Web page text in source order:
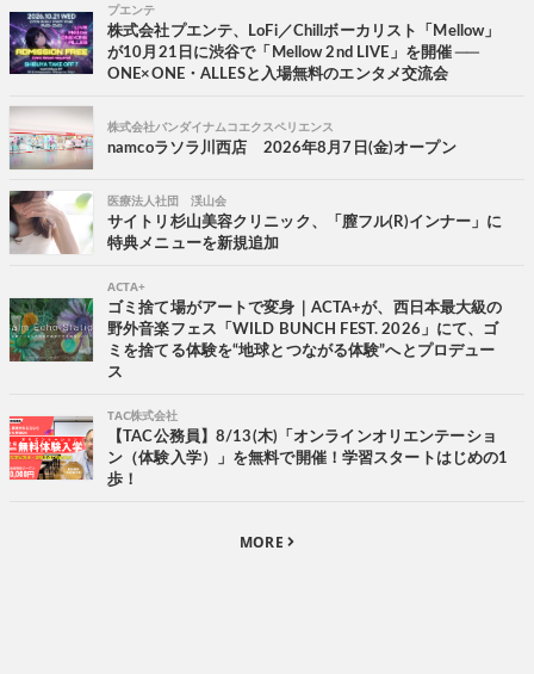
プエンテ
株式会社プエンテ、LoFi／Chillボーカリスト「Mellow」
が10月21日に渋谷で「Mellow 2nd LIVE」を開催 ──
ONE×ONE・ALLESと入場無料のエンタメ交流会
株式会社バンダイナムコエクスペリエンス
namcoラソラ川西店 2026年8月7日(金)オープン
医療法人社団 渓山会
サイトリ杉山美容クリニック、「膣フル(R)インナー」に
特典メニューを新規追加
ACTA+
ゴミ捨て場がアートで変身｜ACTA+が、西日本最大級の
野外音楽フェス「WILD BUNCH FEST. 2026」にて、ゴ
ミを捨てる体験を“地球とつながる体験”へとプロデュー
ス
TAC株式会社
【TAC公務員】8/13(木)「オンラインオリエンテーショ
ン（体験入学）」を無料で開催！学習スタートはじめの1
歩！
MORE